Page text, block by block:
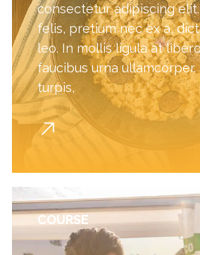
consectetur adipiscing elit.
felis, pretium nec ex a,
leo. In mollis ligula at
faucibus urna ullamcorper.
turpis,
COURSE